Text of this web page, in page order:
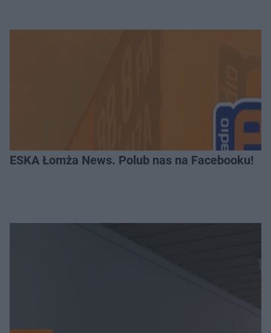
ESKA Łomża News. Polub nas na Facebooku!